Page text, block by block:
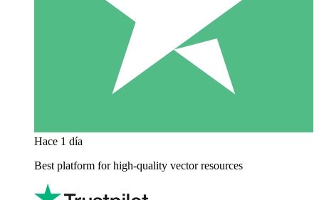
Hace 1 día
Best platform for high-quality vector resources